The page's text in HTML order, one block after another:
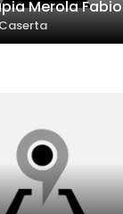
Merola Fabio